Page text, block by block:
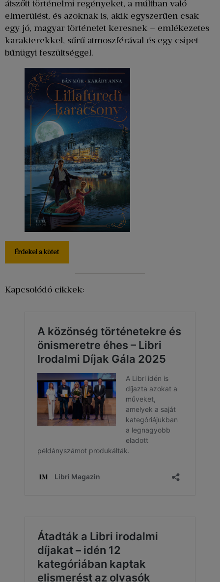
átszőtt történelmi regényeket, a múltban való
elmerülést, és azoknak is, akik egyszerűen csak
egy jó, magyar történetet keresnek – emlékezetes
karakterekkel, sűrű atmoszférával és egy csipet
bűnügyi feszültséggel.
Érdekel a kötet
Kapcsolódó cikkek: